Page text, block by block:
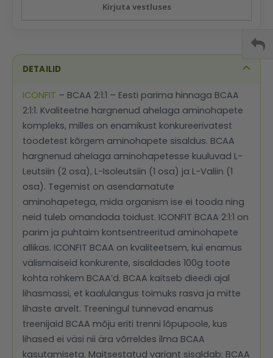
Kirjuta vestluses
DETAILID
ICONFIT – BCAA 2:1:1 – Eesti parima hinnaga BCAA
2:1:1. Kvaliteetne hargnenud ahelaga aminohapete
kompleks, milles on enamikust konkureerivatest
toodetest kõrgem aminohapete sisaldus. BCAA
hargnenud ahelaga aminohapetesse kuuluvad L-
Leutsiin (2 osa), L-Isoleutsiin (1 osa) ja L-Valiin (1
osa). Tegemist on asendamatute
aminohapetega, mida organism ise ei tooda ning
neid tuleb omandada toidust. ICONFIT BCAA 2:1:1 on
parim ja puhtaim kontsentreeritud aminohapete
allikas. ICONFIT BCAA on kvaliteetsem, kui enamus
välismaiseid konkurente, sisaldades 100g toote
kohta rohkem BCAA’d. BCAA kaitseb dieedi ajal
lihasmassi, et kaalulangus toimuks rasva ja mitte
lihaste arvelt. Treeningul tunnevad enamus
treenijaid BCAA mõju eriti trenni lõpupoole, kus
lihased ei väsi nii ära võrreldes ilma BCAA
kasutamiseta. Maitsestatud variant sisaldab: BCAA